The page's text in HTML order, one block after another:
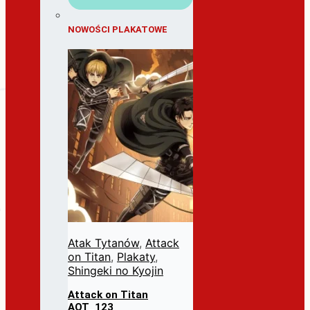
NOWOŚCI PLAKATOWE
Atak Tytanów, Attack
on Titan, Plakaty,
Shingeki no Kyojin
Attack on Titan
AOT_123